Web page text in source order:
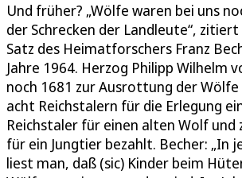
Und früher? „Wölfe waren bei uns
der Schrecken der Landleute“,
Satz des Heimatforschers Franz
Jahre 1964. Herzog Philipp Wilhelm
noch 1681 zur Ausrottung der
acht Reichstalern für die Erlegung
Reichstaler für einen alten Wolf und
für ein Jungtier bezahlt. Becher: „In
liest man, daß (sic) Kinder beim